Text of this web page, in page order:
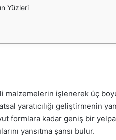
Yüzleri
malzemelerin işlenerek üç
yaratıcılığı geliştirmenin
formlara kadar geniş bir
yansıtma şansı bulur.